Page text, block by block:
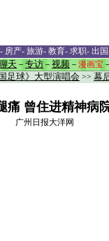
- 房产- 旅游- 教育- 求职- 出国
天 － 专访 － 视频 － 漫画宝 －
足球》大型演唱会 >> 幕
痛 曾住进精神病
广州日报大洋网